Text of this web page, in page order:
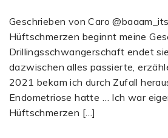
Geschrieben von Caro
Hüftschmerzen beginnt meine
Drillingsschwangerschaft endet
dazwischen alles passierte,
2021 bekam ich durch Zufall
Endometriose hatte … Ich war
Hüftschmerzen […]